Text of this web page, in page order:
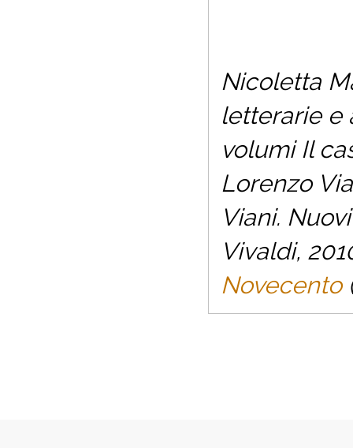
Nicoletta
letterarie e
volumi Il
Lorenzo
Viani.
Vivaldi,
Novecento